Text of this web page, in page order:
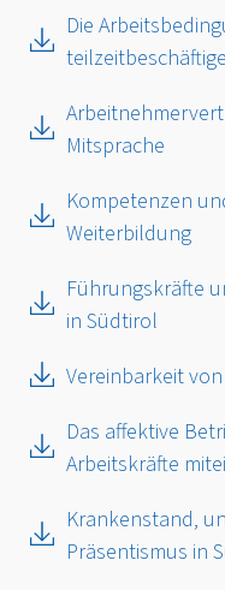
Die
Mitsprache
Kompetenzen
Weiterbildung
Führungskräfte
in Südtirol
Vereinbarkeit
Das affektive
Arbeitskräfte
Krankenstand,
Präsentismus in